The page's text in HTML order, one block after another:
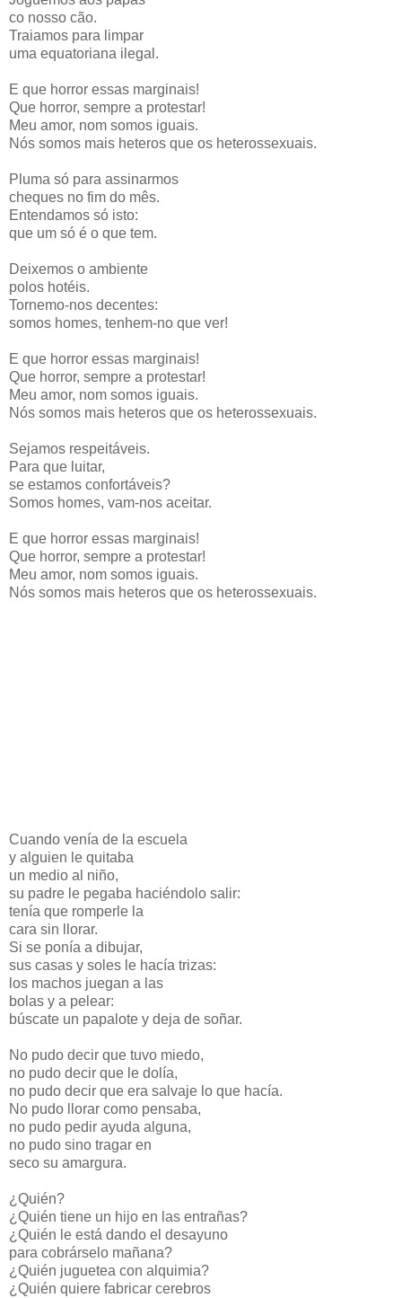
co nosso cão.
Traiamos para limpar
uma equatoriana ilegal.
E que horror essas marginais!
Que horror, sempre a protestar!
Meu amor, nom somos iguais.
Nós somos mais heteros que os heterossexuais.
Pluma só para assinarmos
cheques no fim do mês.
Entendamos só isto:
que um só é o que tem.
Deixemos o ambiente
polos hotéis.
Tornemo-nos decentes:
somos homes, tenhem-no que ver!
E que horror essas marginais!
Que horror, sempre a protestar!
Meu amor, nom somos iguais.
Nós somos mais heteros que os heterossexuais.
Sejamos respeitáveis.
Para que luitar,
se estamos confortáveis?
Somos homes, vam-nos aceitar.
E que horror essas marginais!
Que horror, sempre a protestar!
Meu amor, nom somos iguais.
Nós somos mais heteros que os heterossexuais.
Cuando venía de la escuela
y alguien le quitaba
un medio al niño,
su padre le pegaba haciéndolo salir:
tenía que romperle la
cara sin llorar.
Si se ponía a dibujar,
sus casas y soles le hacía trizas:
los machos juegan a las
bolas y a pelear:
búscate un papalote y deja de soñar.
No pudo decir que tuvo miedo,
no pudo decir que le dolía,
no pudo decir que era salvaje lo que hacía.
No pudo llorar como pensaba,
no pudo pedir ayuda alguna,
no pudo sino tragar en
seco su amargura.
¿Quién?
¿Quién tiene un hijo en las entrañas?
¿Quién le está dando el desayuno
para cobrárselo mañana?
¿Quién juguetea con alquimia?
¿Quién quiere fabricar cerebros